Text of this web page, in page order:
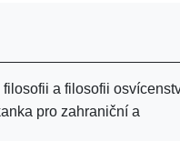
a filosofii
pro zahraniční a